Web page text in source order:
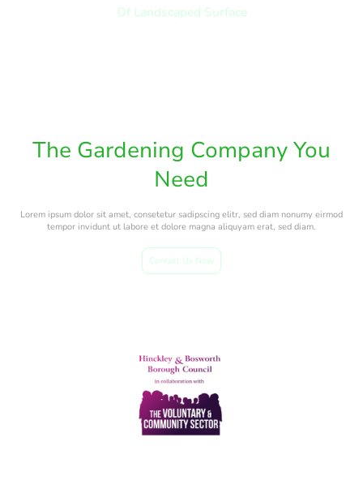
Of Landscaped Surface
The Gardening Company You
Need
Lorem ipsum dolor sit amet, consetetur sadipscing elitr, sed diam nonumy eirmod
tempor invidunt ut labore et dolore magna aliquyam erat, sed diam.
Contact Us Now